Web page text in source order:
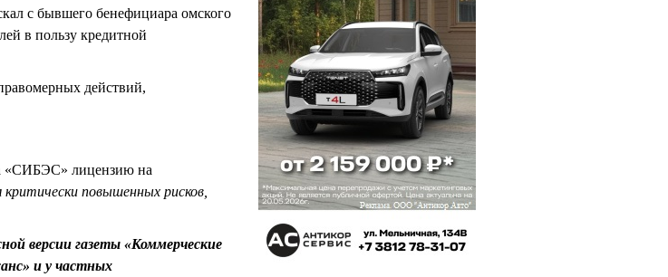
с бывшего бенефициара омского
в пользу кредитной
действий,
«СИБЭС» лицензию на
критически повышенных рисков,
версии газеты «Коммерческие
и у частных